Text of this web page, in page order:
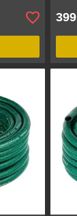
399